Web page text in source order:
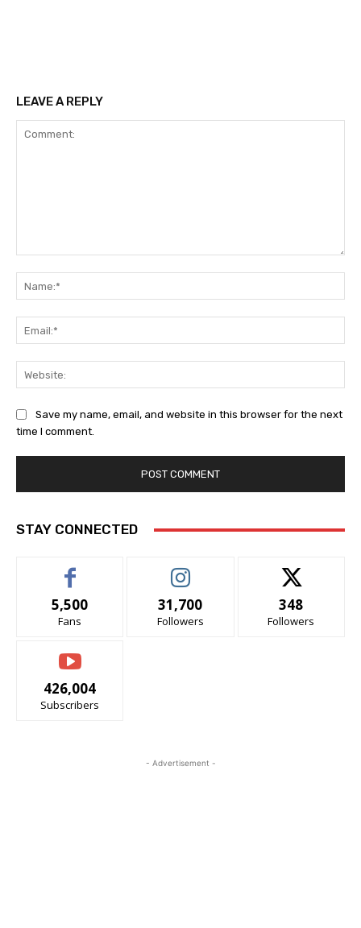
LEAVE A REPLY
Save my name, email, and website in this browser for the next
time I comment.
STAY CONNECTED
5,500
Fans
31,700
Followers
348
Followers
426,004
Subscribers
- Advertisement -